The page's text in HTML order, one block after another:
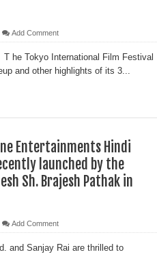
Add Comment
he Tokyo International Film Festival
and other highlights of its 3...
Entertainments Hindi
launched by the
Sh. Brajesh Pathak in
Add Comment
and Sanjay Rai are thrilled to